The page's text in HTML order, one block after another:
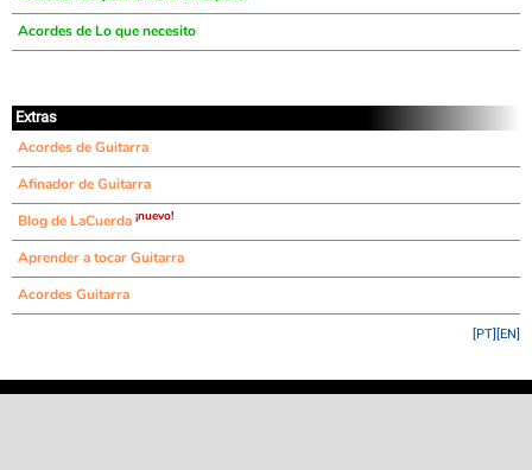
Acordes de Lo que necesito
Extras
Acordes de Guitarra
Afinador de Guitarra
Blog de LaCuerda ¡nuevo!
Aprender a tocar Guitarra
Acordes Guitarra
[EN]
[PT]